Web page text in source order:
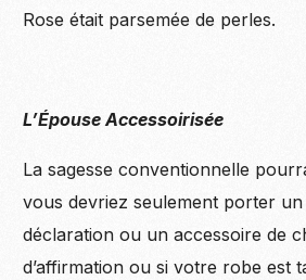
Rose était parsemée de perles.
L’Épouse Accessoirisée
La sagesse conventionnelle
vous devriez seulement porter
déclaration ou un accessoire de
d’affirmation ou si votre robe est